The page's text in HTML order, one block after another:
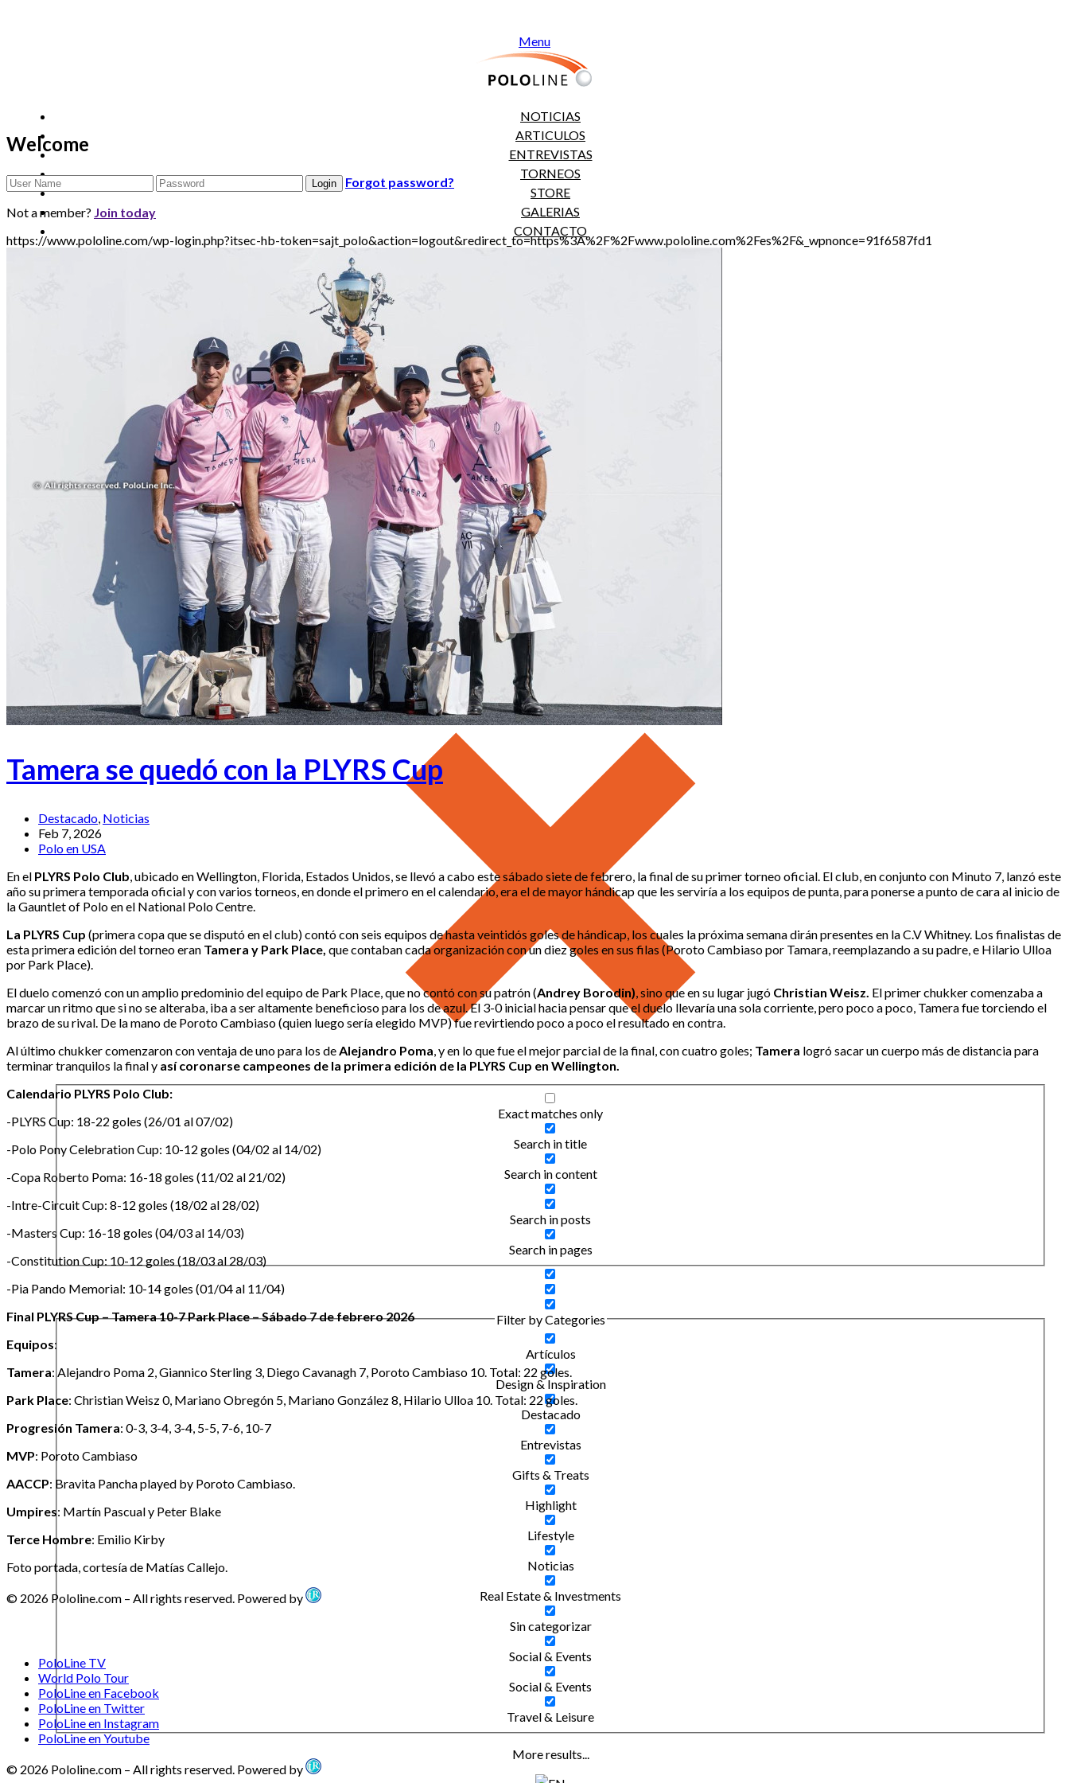
Menu
NOTICIAS
ARTICULOS
ENTREVISTAS
TORNEOS
STORE
GALERIAS
CONTACTO
Exact matches only
Search in title
Search in content
Search in posts
Search in pages
Filter by Categories
Artículos
Design & Inspiration
Destacado
Entrevistas
Gifts & Treats
Highlight
Lifestyle
Noticias
Real Estate & Investments
Sin categorizar
Social & Events
Social & Events
Travel & Leisure
More results...
Welcome
Forgot password?
Not a member? Join today
https://www.pololine.com/wp-login.php?itsec-hb-token=sajt_polo&action=logout&redirect_to=https%3A%2F%2Fwww.pololine.com%2Fes%2F&_wpnonce=91f6587fd1
Tamera se quedó con la PLYRS Cup
Destacado Noticias
Feb 7, 2026
Polo en USA
En el PLYRS Polo Club , ubicado en Wellington, Florida, Estados Unidos, se llevó a cabo este sábado siete de febrero, la final de su primer torneo oficial. El club, en conjunto con Minuto 7, lanzó este
año su primera temporada oficial y con varios torneos, en donde el primero en el calendario, era el de mayor hándicap que les serviría a los equipos de punta, para ponerse a punto de cara al inicio de
la Gauntlet of Polo en el National Polo Centre.
La PLYRS Cup (primera copa que se disputó en el club) contó con seis equipos de hasta veintidós goles de hándicap, los cuales la próxima semana dirán presentes en la C.V Whitney. Los finalistas de
esta primera edición del torneo eran Tamera y Park Place, que contaban cada organización con un diez goles en sus filas (Poroto Cambiaso por Tamara, reemplazando a su padre, e Hilario Ulloa
por Park Place).
El duelo comenzó con un amplio predominio del equipo de Park Place, que no contó con su patrón (Andrey Borodin) , sino que en su lugar jugó Christian Weisz. El primer chukker comenzaba a
marcar un ritmo que si no se alteraba, iba a ser altamente beneficioso para los de azul. El 3-0 inicial hacia pensar que el duelo llevaría una sola corriente, pero poco a poco, Tamera fue torciendo el
brazo de su rival. De la mano de Poroto Cambiaso (quien luego sería elegido MVP) fue revirtiendo poco a poco el resultado en contra.
Al último chukker comenzaron con ventaja de uno para los de Alejandro Poma , y en lo que fue el mejor parcial de la final, con cuatro goles; Tamera logró sacar un cuerpo más de distancia para
terminar tranquilos la final y así coronarse campeones de la primera edición de la PLYRS Cup en Wellington.
Calendario PLYRS Polo Club:
-PLYRS Cup: 18-22 goles (26/01 al 07/02)
-Polo Pony Celebration Cup: 10-12 goles (04/02 al 14/02)
-Copa Roberto Poma: 16-18 goles (11/02 al 21/02)
-Intre-Circuit Cup: 8-12 goles (18/02 al 28/02)
-Masters Cup: 16-18 goles (04/03 al 14/03)
-Constitution Cup: 10-12 goles (18/03 al 28/03)
-Pia Pando Memorial: 10-14 goles (01/04 al 11/04)
Final PLYRS Cup – Tamera 10-7 Park Place – Sábado 7 de febrero 2026
Equipos:
Tamera: Alejandro Poma 2, Giannico Sterling 3, Diego Cavanagh 7, Poroto Cambiaso 10. Total: 22 goles.
Park Place: Christian Weisz 0, Mariano Obregón 5, Mariano González 8, Hilario Ulloa 10. Total: 22 goles.
Progresión Tamera: 0-3, 3-4, 3-4, 5-5, 7-6, 10-7
MVP: Poroto Cambiaso
AACCP: Bravita Pancha played by Poroto Cambiaso.
Umpires: Martín Pascual y Peter Blake
Terce Hombre: Emilio Kirby
Foto portada, cortesía de Matías Callejo.
© 2026 Pololine.com – All rights reserved. Powered by
PoloLine TV
World Polo Tour
PoloLine en Facebook
PoloLine en Twitter
PoloLine en Instagram
PoloLine en Youtube
© 2026 Pololine.com – All rights reserved. Powered by